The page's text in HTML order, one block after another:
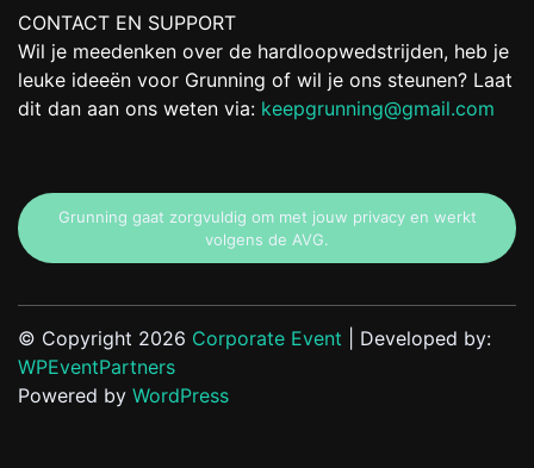
CONTACT EN SUPPORT
Wil je meedenken over de hardloopwedstrijden, heb je
leuke ideeën voor Grunning of wil je ons steunen? Laat
dit dan aan ons weten via: keepgrunning@gmail.com
Grunning gaat zorgvuldig om met jouw privacy en werkt
volgens de AVG.
© Copyright 2026 Corporate Event | Developed by:
WPEventPartners
Powered by WordPress